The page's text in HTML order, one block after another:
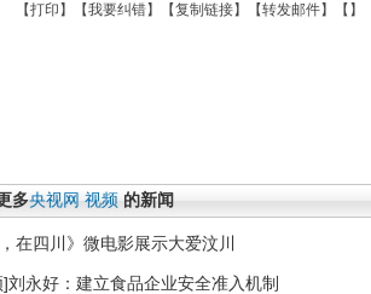
【打印 】【我要纠错】【复制链接】【转发邮件】【 】
多央视网 视频 的新闻
，在四川》微电影展示大爱汶川
]刘永好：建立食品企业安全准入机制